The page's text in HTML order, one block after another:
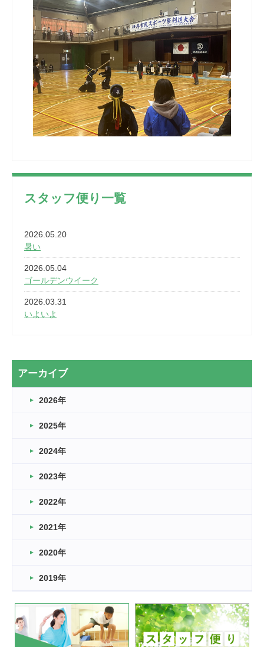
スタッフ便り一覧
2026.05.20
暑い
2026.05.04
ゴールデンウイーク
2026.03.31
いよいよ
2026.03.20
なぎなた
2026.03.16
車いすバスケとRくんのお話
卒業・卒園の季節★
2026.03.11
緑ケ丘体育館
2022.11.03
緑ケ丘体育館
いたっぼーる大会☆彡
緑ケ丘体育館
2022.07.03
アーカイブ
2026年
2025年
2024年
2023年
2022年
2021年
2020年
2019年